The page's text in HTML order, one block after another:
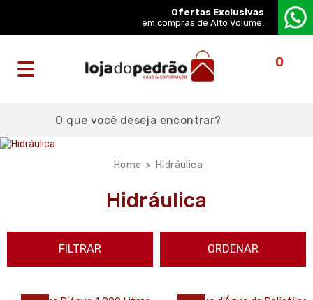
Ofertas Exclusivas
em compras de Alto Volume.
0
Hidráulica
Hidráulica
FILTRAR ORDENAR